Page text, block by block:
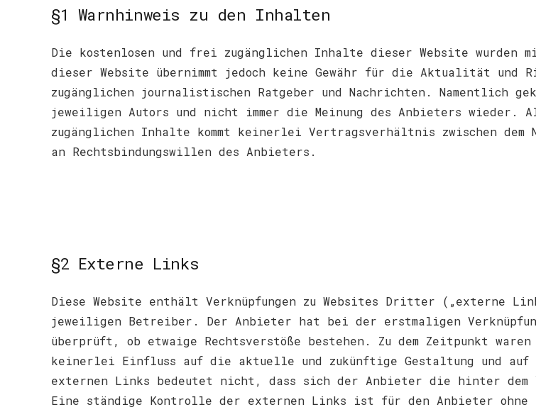
§1 Warnhinweis zu den Inhalten
Die kostenlosen und frei zugänglichen Inhalte dieser Website
dieser Website übernimmt jedoch keine Gewähr für die Aktualität
zugänglichen journalistischen Ratgeber und Nachrichten. Namentlich
jeweiligen Autors und nicht immer die Meinung des Anbieters
zugänglichen Inhalte kommt keinerlei Vertragsverhältnis zwischen
an Rechtsbindungswillen des Anbieters.
§2 Externe Links
Diese Website enthält Verknüpfungen zu Websites Dritter („externe
jeweiligen Betreiber. Der Anbieter hat bei der erstmaligen
überprüft, ob etwaige Rechtsverstöße bestehen. Zu dem Zeitpunkt
keinerlei Einfluss auf die aktuelle und zukünftige Gestaltung und
externen Links bedeutet nicht, dass sich der Anbieter die hinter dem
Eine ständige Kontrolle der externen Links ist für den Anbieter ohne